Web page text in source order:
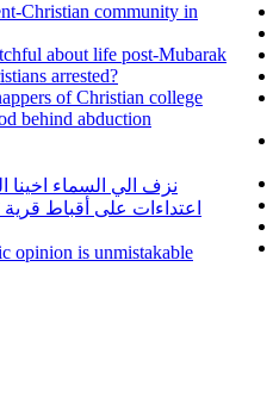
Christian community in
about life post-Mubarak
arrested?
of Christian college
behind abduction
نزف الي السماء
اعتداءات على أقباط
opinion is unmistakable